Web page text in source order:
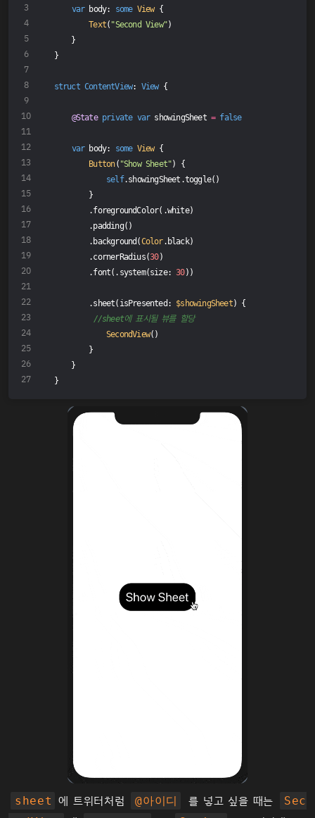
var body: some View {
Text( "Second View")
    }
}
struct ContentView: View {
@State private var showingSheet = false
var body: some View {
Button( "Show Sheet") {
self.showingSheet.toggle()
        }
        .foregroundColor(.white)
        .padding()
        .background(
Color.black)
        .cornerRadius(
30)
        .font(.system(size:
30))
        .sheet(isPresented:
$showingSheet) {
//sheet에 표시될 뷰를 할당
SecondView()
        }
    }
}
sheet 에 트위터처럼 @아이디 를 넣고 싶을 때는
Sec